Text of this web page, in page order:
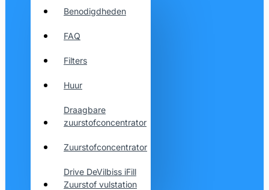
Benodigdheden
FAQ
Filters
Huur
Draagbare
zuurstofconcentrator
Zuurstofconcentrator
Drive DeVilbiss iFill
Zuurstof vulstation